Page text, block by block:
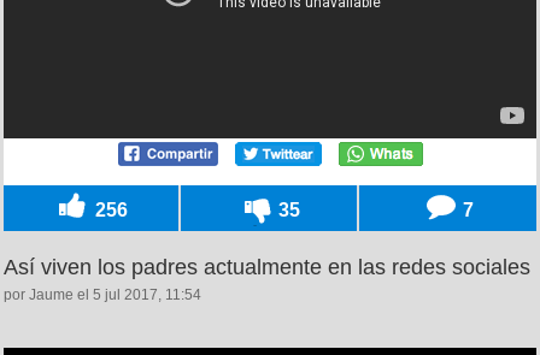
256 35 7
Así viven los padres actualmente en las redes sociales
por Jaume el 5 jul 2017, 11:54